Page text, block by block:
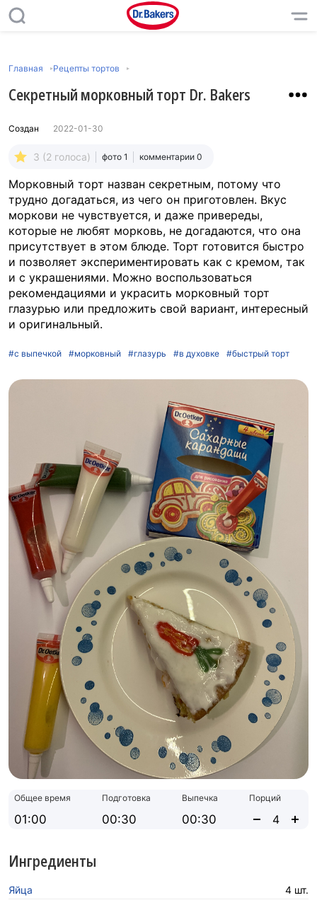
Главная Рецепты тортов
Секретный морковный торт Dr. Bakers
Создан 2022-01-30
3 (2 голоса) фото 1 комментарии 0
Морковный торт назван секретным, потому что
трудно догадаться, из чего он приготовлен. Вкус
моркови не чувствуется, и даже привереды,
которые не любят морковь, не догадаются, что она
присутствует в этом блюде. Торт готовится быстро
и позволяет экспериментировать как с кремом, так
и с украшениями. Можно воспользоваться
рекомендациями и украсить морковный торт
глазурью или предложить свой вариант, интересный
и оригинальный.
#с выпечкой #морковный #глазурь #в духовке #быстрый торт
Общее время
01:00
Подготовка
00:30
Выпечка
00:30
Порций
Ингредиенты
Яйца 4 шт.